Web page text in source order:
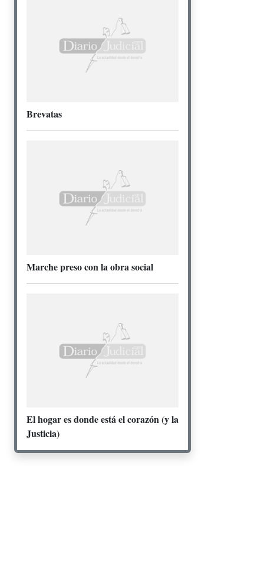
Brevatas
Marche preso con la obra social
El hogar es donde está el corazón (y la
Justicia)